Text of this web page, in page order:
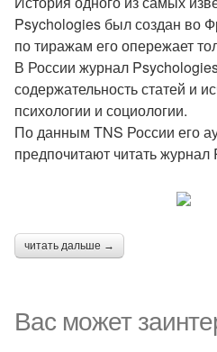
Psychologies был создан во
по тиражам его опережает
В России журнал
содержательность статей
психологии и социологии.
По данным TNS России его
предпочитают читать
читать дальше →
Вас может